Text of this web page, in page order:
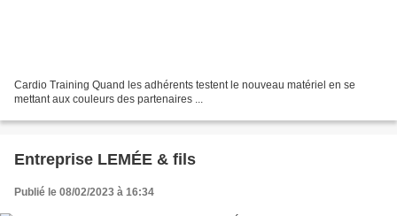
Cardio Training Quand les adhérents testent le nouveau matériel en se
mettant aux couleurs des partenaires ...
Entreprise LEMÉE & fils
Publié le 08/02/2023 à 16:34